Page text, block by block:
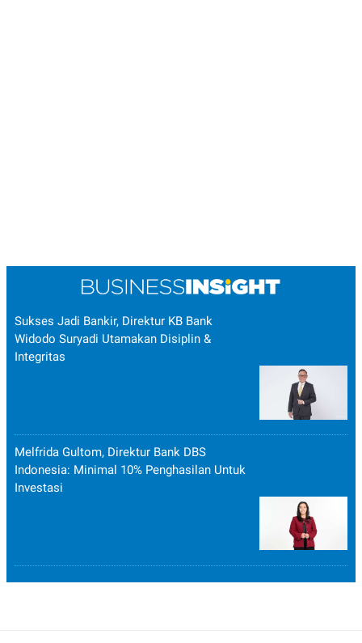
Sukses Jadi Bankir, Direktur KB Bank
Widodo Suryadi Utamakan Disiplin &
Integritas
Melfrida Gultom, Direktur Bank DBS
Indonesia: Minimal 10% Penghasilan Untuk
Investasi